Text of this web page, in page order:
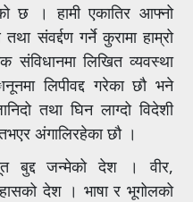
छ । हामी एकातिर आफ्नो
संवर्द्दण गर्ने कुरामा हाम्रो
संविधानमा लिखित व्यवस्था
लिपीवद्द गरेका छौ भने
तथा घिन लाग्दो विदेशी
अंगालिरहेका छौ ।
बुद्द जन्मेको देश । वीर,
देश । भाषा र भूगोलको